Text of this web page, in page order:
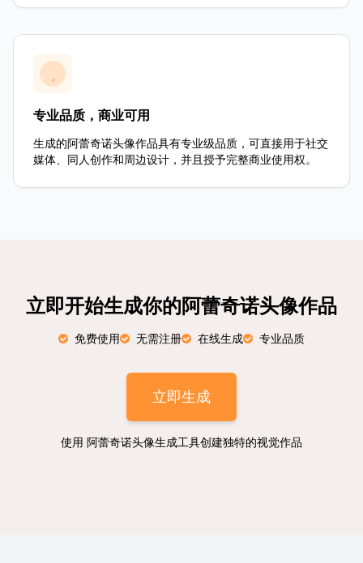
专业品质，商业可用
生成的阿蕾奇诺头像作品具有专业级品质，可直接用于社交
媒体、同人创作和周边设计，并且授予完整商业使用权。
立即开始生成你的阿蕾奇诺头像作品
免费使用 无需注册 在线生成 专业品质
立即生成
使用 阿蕾奇诺头像生成工具创建独特的视觉作品